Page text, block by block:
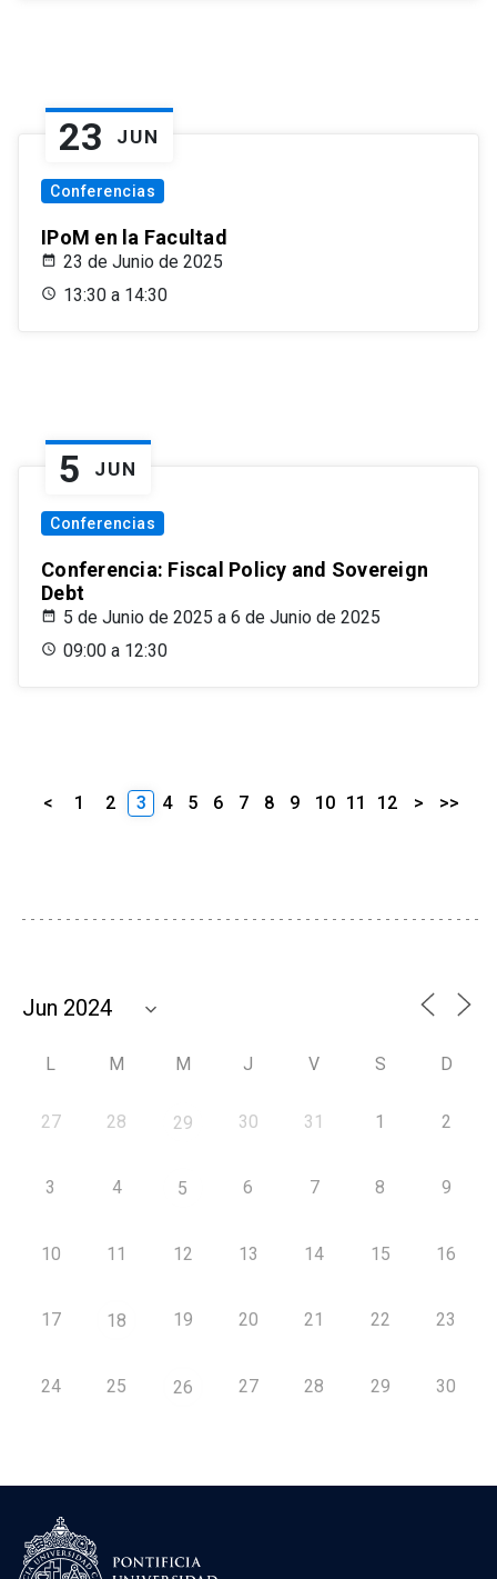
23 JUN
Conferencias
IPoM en la Facultad
23 de Junio de 2025
13:30 a 14:30
5 JUN
Conferencias
Conferencia: Fiscal Policy and Sovereign
Debt
5 de Junio de 2025 a 6 de Junio de 2025
09:00 a 12:30
< 1 2 3 4 5 6 7 8 9 10 11 12 > >>
L M M J V S D
27 28 29 30 31 1 2
3 4 5 6 7 8 9
10 11 12 13 14 15 16
17 18 19 20 21 22 23
24 25 26 27 28 29 30